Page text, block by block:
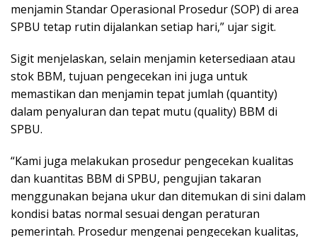
menjamin Standar Operasional Prosedur (SOP) di area
SPBU tetap rutin dijalankan setiap hari,” ujar sigit.
Sigit menjelaskan, selain menjamin ketersediaan atau
stok BBM, tujuan pengecekan ini juga untuk
memastikan dan menjamin tepat jumlah (quantity)
dalam penyaluran dan tepat mutu (quality) BBM di
SPBU.
“Kami juga melakukan prosedur pengecekan kualitas
dan kuantitas BBM di SPBU, pengujian takaran
menggunakan bejana ukur dan ditemukan di sini dalam
kondisi batas normal sesuai dengan peraturan
pemerintah. Prosedur mengenai pengecekan kualitas,